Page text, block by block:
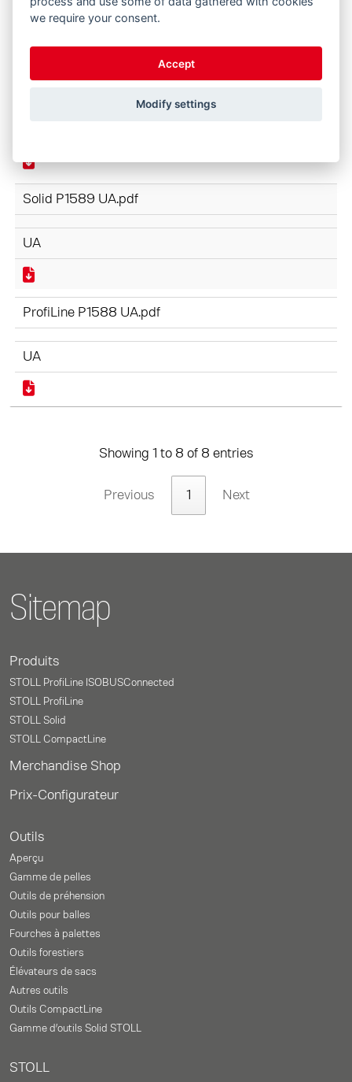
UA
Solid P1589 UA.pdf
UA
ProfiLine P1588 UA.pdf
UA
Showing 1 to 8 of 8 entries
Previous 1 Next
Sitemap
Produits
STOLL ProfiLine ISOBUSConnected
STOLL ProfiLine
STOLL Solid
STOLL CompactLine
Merchandise Shop
Prix-Configurateur
Outils
Aperçu
Gamme de pelles
Outils de préhension
Outils pour balles
Fourches à palettes
Outils forestiers
Élévateurs de sacs
Autres outils
Outils CompactLine
Gamme d’outils Solid STOLL
STOLL
we require your consent.
Accept
Modify settings